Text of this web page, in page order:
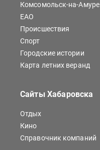
Комсомольск-на-Амуре
ЕАО
Происшествия
Спорт
Городские истории
Карта летних веранд
Сайты Хабаровска
Отдых
Кино
Справочник компаний